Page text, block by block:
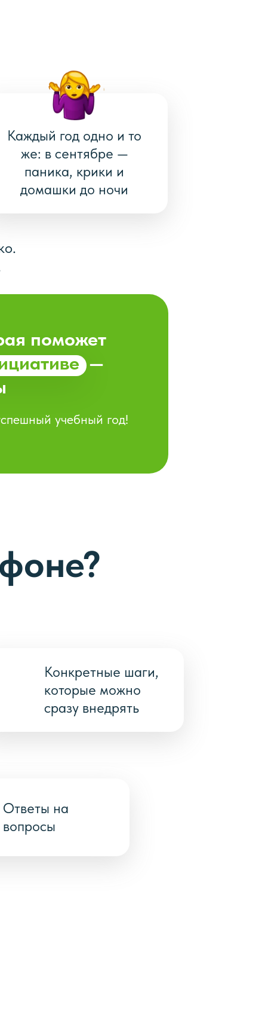
учебный год!
поможет
—
Каждый год одно и то
же: в сентябре —
паника, крики и
домашки до ночи
Конкретные шаги,
которые можно
сразу внедрять
Ответы на
вопросы